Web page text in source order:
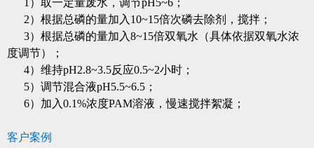
2）根据总磷的量加入10~15倍次磷去除剂，搅拌；
3）根据总磷的量加入8~15倍双氧水（具体依据双氧水浓
度调节）；
4）维持pH2.8~3.5反应0.5~2小时；
5）调节混合液pH5.5~6.5；
6）加入0.1%浓度PAM溶液，慢速搅拌絮凝；
客户案例